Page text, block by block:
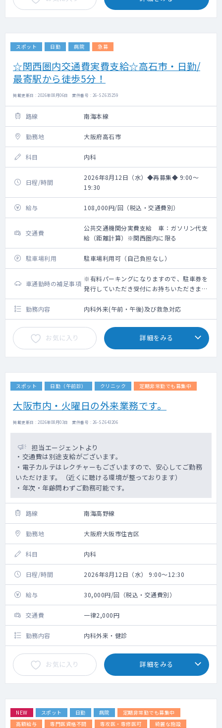
スポット 日勤 病院 急募
☆関西圏内交通費実費支給☆高石市・日勤/
最寄駅から徒歩5分！
掲載更新日 : 2026年08月06日 案件番号 : 26-SZ635259
路線 南海本線
勤務地 大阪府高石市
科目 内科
日程/時間
2026年8月12日（水）◆再募集◆ 9:00～
19:30
給与 108,000円/回（税込・交通費別）
交通費
公共交通機関分実費支給 車：ガソリン代支
給（距離計算）※関西圏内に限る
駐車場利用 駐車場利用可（自己負担なし）
車通勤時の補足事項
※有料パーキングになりますので、駐車券を
発行していただき受付にお持ちいただきまし
たら、無料券をお渡しいたします。
勤務内容
内科外来(午前・午後)及び救急対応
お気に入り 詳細をみる
スポット 日勤（午前診） クリニック 定期非常勤でも募集中
大阪市内・火曜日の外来業務です。
掲載更新日 : 2026年08月03日 案件番号 : 26-SZ643206
担当エージェントより
・交通費は別途支給がございます。
・電子カルテはレクチャーもございますので、安心してご勤務
いただけます。（近くに聴ける環境が整っております）
・年次・年齢問わずご勤務可能です。
路線 南海高野線
勤務地 大阪府大阪市住吉区
科目 内科
日程/時間 2026年8月12日（水） 9:00～12:30
給与 30,000円/回（税込・交通費別）
交通費 一律2,000円
勤務内容 内科外来・健診
お気に入り 詳細をみる
NEW スポット 日勤 病院
定期非常勤でも募集中
高額給与
専門医資格不問 専攻医・専修医可 綺麗な施設